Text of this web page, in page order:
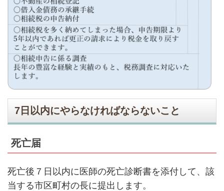
7日以内にやらなければならないこと
死亡届
死亡後７日以内に医師の死亡診断書を添付して、該
当する市区町村の長に提出します。